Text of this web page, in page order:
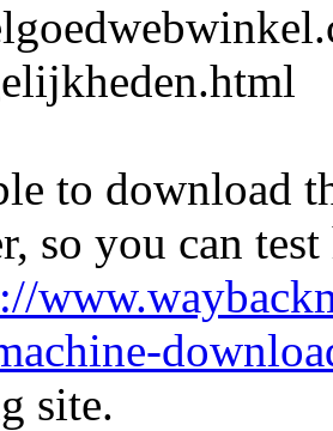
to download
so you can
site.